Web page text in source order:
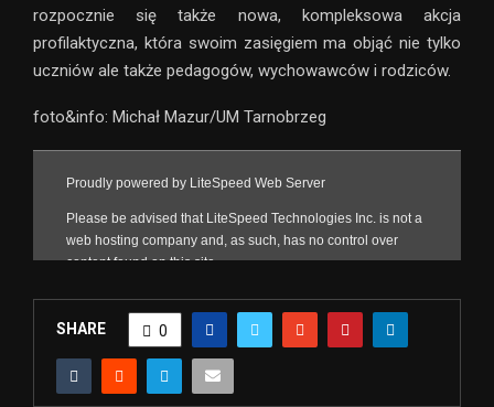
rozpocznie się także nowa, kompleksowa akcja
profilaktyczna, która swoim zasięgiem ma objąć nie tylko
uczniów ale także pedagogów, wychowawców i rodziców.
foto&info: Michał Mazur/UM Tarnobrzeg
SHARE 0